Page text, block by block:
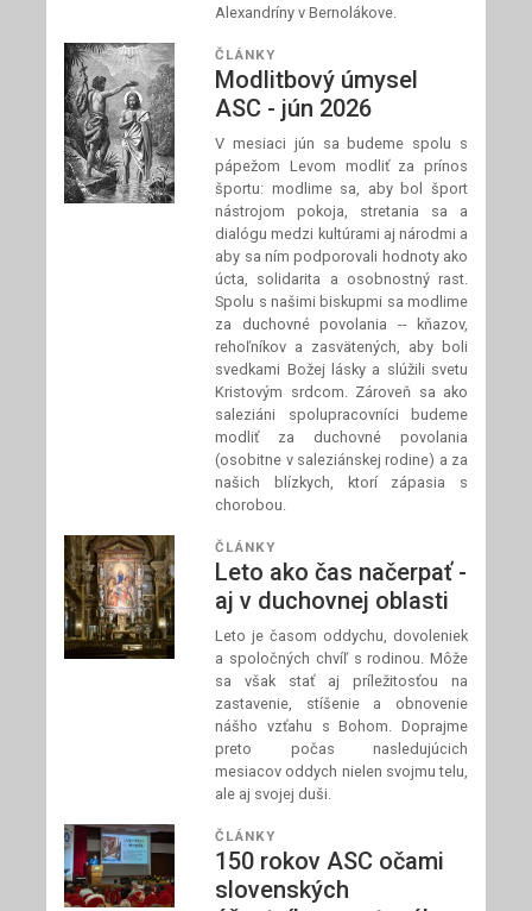
Alexandríny v Bernolákove.
ČLÁNKY
Modlitbový úmysel
ASC - jún 2026
V mesiaci jún sa budeme spolu s
pápežom Levom modliť za prínos
športu: modlime sa, aby bol šport
nástrojom pokoja, stretania sa a
dialógu medzi kultúrami aj národmi a
aby sa ním podporovali hodnoty ako
úcta, solidarita a osobnostný rast.
Spolu s našimi biskupmi sa modlime
za duchovné povolania -- kňazov,
rehoľníkov a zasvätených, aby boli
svedkami Božej lásky a slúžili svetu
Kristovým srdcom. Zároveň sa ako
saleziáni spolupracovníci budeme
modliť za duchovné povolania
(osobitne v saleziánskej rodine) a za
našich blízkych, ktorí zápasia s
chorobou.
ČLÁNKY
Leto ako čas načerpať -
aj v duchovnej oblasti
Leto je časom oddychu, dovoleniek
a spoločných chvíľ s rodinou. Môže
sa však stať aj príležitosťou na
zastavenie, stíšenie a obnovenie
nášho vzťahu s Bohom. Doprajme
preto počas nasledujúcich
mesiacov oddych nielen svojmu telu,
ale aj svojej duši.
ČLÁNKY
150 rokov ASC očami
slovenských